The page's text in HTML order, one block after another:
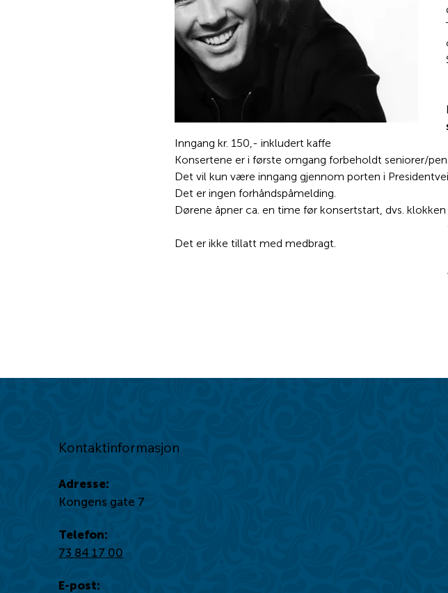
Inngang kr. 150,- inkludert kaffe
Konsertene er i første omgang forbeholdt seniorer/
Det vil kun være inngang gjennom porten i
Det er ingen forhåndspåmelding.
Dørene åpner ca. en time før konsertstart, dvs. klokken
Det er ikke tillatt med medbragt.
Kontaktinformasjon
Adresse:
Kongens gate 7
Telefon:
73 84 17 00
E-post: